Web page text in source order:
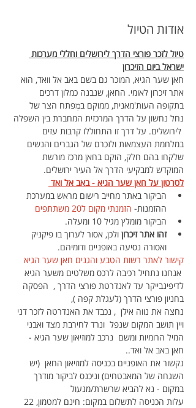
אודות הטיול
טיול לזכר פורצי הדרך לירושלים וחללי מערכות
ישראל ביום הזיכרון
חאן שער הגיא, המוכר גם בשם באב אל וואד, הוא
אתר זיכרון לאומי. החאן, שנבנה כמלון דרכים
בתקופה העות'מאנית, ממוקם במׅפתח הצר של
נחל נחשון על הדרך המרכזית המחברת בין השפלה
לירושלים. על דרך זו התחוללו קרבות עזים
במלחמת העצמאות ולזכרם של הגברים והנשים
שלקחו בהם חלק, הוקם בחאן מרכז מורשת
המוקדש למבקיעי הדרך אל העיר ירושלים.
לסרטון על חאן שער הגיא - באב אל ואד
הביקור באתר מחייב רישום מראש במערכת
ההזמנות- הזמנתי מקום ל20 משתתפים
הביקור מומלץ מגיל 10 ומעלה.
זהו אתר זיכרון ולכן, אסור לערוך בו פיקניק
ואסורה נסיעה באופניים ודומיהם.
קישור לאתר רשות הטבע והגנים חאן שער הגיא
אנחנו נתחיל רכיבה לרכס משלטים משער הגיא
לדיפינבייקר עד לאנדרטת פורצי הדרך ,  הפסקה
בחניון פורצי הדרך (לעגלת קפה ),
נחצה את נווה אילן  , נכבד את האנדרטה לזכר דני
ויין תושב המקום שנפל  ונרד לחירבת מצד ואבני
המיל הרומיות ומשם  נרכב למוזיאון שער הגיא -
חאן באב אל ואד..
נקשור את האופניים בכניסה למוזיאון החאן  (יש
השגחה של המאבטחים) וניכנס לביקור מודרך
במקום - נא להביא שרשרת/מנעול